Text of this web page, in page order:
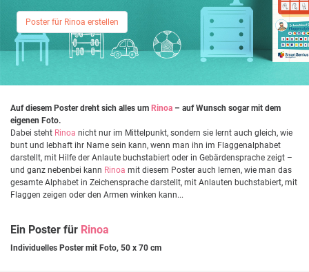
Poster für Rinoa erstellen
Auf diesem Poster dreht sich alles um Rinoa – auf Wunsch sogar mit dem
eigenen Foto.
Dabei steht Rinoa nicht nur im Mittelpunkt, sondern sie lernt auch gleich, wie
bunt und lebhaft ihr Name sein kann, wenn man ihn im Flaggenalphabet
darstellt, mit Hilfe der Anlaute buchstabiert oder in Gebärdensprache zeigt –
und ganz nebenbei kann Rinoa mit diesem Poster auch lernen, wie man das
gesamte Alphabet in Zeichensprache darstellt, mit Anlauten buchstabiert, mit
Flaggen zeigen oder den Armen winken kann...
Ein Poster für Rinoa
Individuelles Poster mit Foto, 50 x 70 cm